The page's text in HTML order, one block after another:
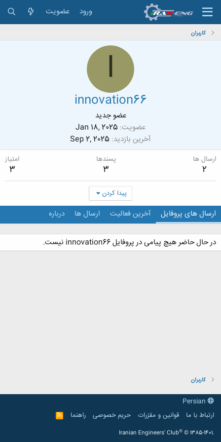
ورود عضویت
کاربران
I
innovation66
عضو جدید
عضویت Jan 18, 2025
آخرین بازدید Sep 2, 2025
ارسال ها
2
پسندها
3
امتیاز
3
پیدا کردن
ارسال های پروفایل آخرین فعالیت ارسال ها درباره
در حال حاضر هیچ پیامی در پروفایل innovation66 نیست.
کاربران
ارتباط با ما
قوانین و مقرّرات حریم خصوصی راهنما
R
S
Iranian Engineers' Club® © 1385-1401.